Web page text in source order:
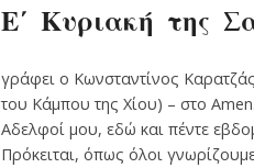
Ε΄ Κυριακή της
γράφει ο Κωνσταντίνος
του Κάμπου της Χίου) – στο
Αδελφοί μου, εδώ και πέντε
Πρόκειται, όπως όλοι